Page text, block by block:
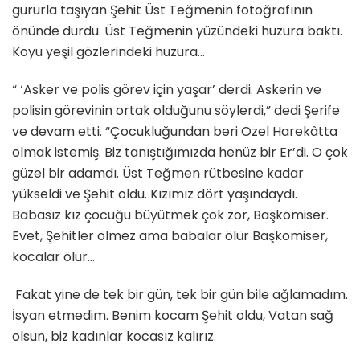
gururla taşıyan Şehit Üst Teğmenin fotoğrafının
önünde durdu. Üst Teğmenin yüzündeki huzura baktı.
Koyu yeşil gözlerindeki huzura…
“ ‘Asker ve polis görev için yaşar’ derdi. Askerin ve
polisin görevinin ortak olduğunu söylerdi,” dedi Şerife
ve devam etti. “Çocukluğundan beri Özel Harekâtta
olmak istemiş. Biz tanıştığımızda henüz bir Er’di. O çok
güzel bir adamdı. Üst Teğmen rütbesine kadar
yükseldi ve Şehit oldu. Kızımız dört yaşındaydı.
Babasız kız çocuğu büyütmek çok zor, Başkomiser.
Evet, Şehitler ölmez ama babalar ölür Başkomiser,
kocalar ölür…
Fakat yine de tek bir gün, tek bir gün bile ağlamadım.
İsyan etmedim. Benim kocam Şehit oldu, Vatan sağ
olsun, biz kadınlar kocasız kalırız.